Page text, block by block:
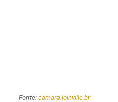
Fonte: camara.joinville.br